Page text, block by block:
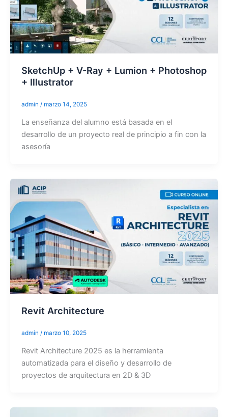
SketchUp + V-Ray + Lumion + Photoshop
+ Illustrator
admin / marzo 14, 2025
La enseñanza del alumno está basada en el
desarrollo de un proyecto real de principio a fin con la
asesoría
Revit Architecture
admin / marzo 10, 2025
Revit Architecture 2025 es la herramienta
automatizada para el diseño y desarrollo de
proyectos de arquitectura en 2D & 3D